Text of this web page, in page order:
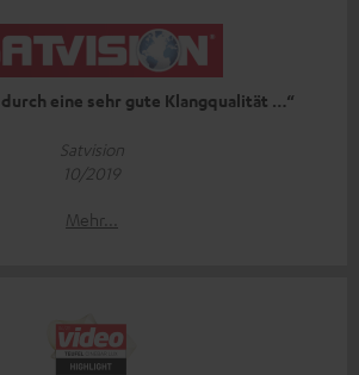
eine sehr gute Klangqualität …“
Satvision
10/2019
Mehr...